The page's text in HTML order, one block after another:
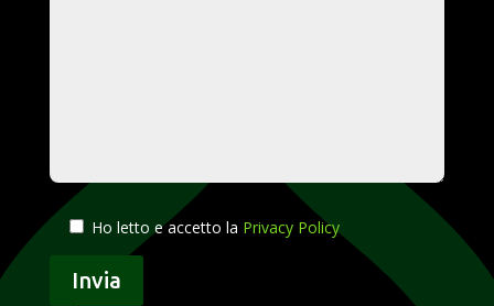
Ho letto e accetto la Privacy Policy
Invia